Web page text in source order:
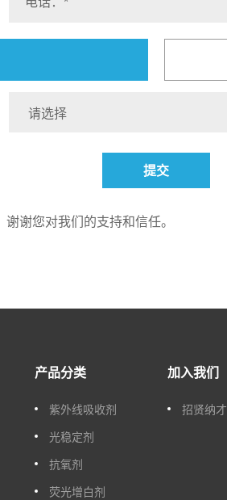
提交
谢您对我们的支持和信任。
产品分类
紫外线吸收剂
光稳定剂
抗氧剂
荧光增白剂
加入我们
招贤纳才